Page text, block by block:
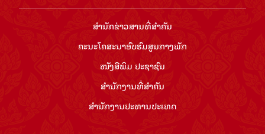
ສຳ​ນັກ​ຂ່າວ​ສານ​ທີ່​ສຳ​ຄັນ​
ຄະນະໂຄສະນາອົບຮົມ​ສູນ​ກາງ​ພັກ
ໜັງສືພິມ ປະ​ຊາ​ຊົນ
ສຳ​ນັກ​ງານ​ທີ່​ສຳ​ຄັນ
ສຳ​ນັກ​ງານ​ປະ​ທານ​ປະ​ເທດ